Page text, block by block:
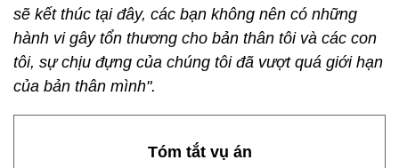
sẽ kết thúc tại đây, các bạn không nên có những
hành vi gây tổn thương cho bản thân tôi và các con
tôi, sự chịu đựng của chúng tôi đã vượt quá giới hạn
của bản thân mình".
Tóm tắt vụ án